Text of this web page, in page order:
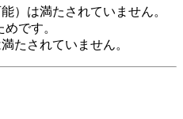
）は満たされていません。
です。
たされていません。